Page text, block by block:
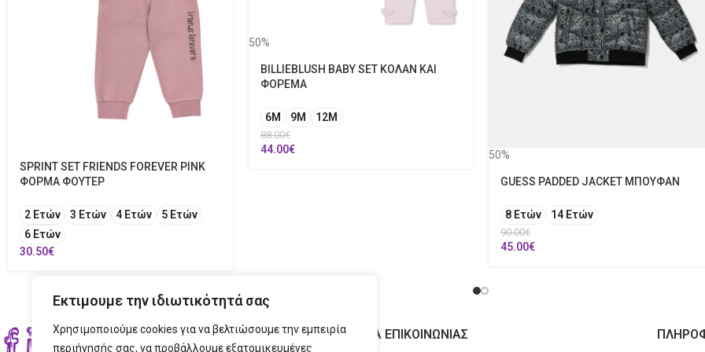
Εκτιμουμε την ιδιωτικότητά σας
Χρησιμοποιούμε cookies για να βελτιώσουμε την εμπειρία
περιήγησής σας, να προβάλλουμε εξατομικευμένες
SPRINT SET FRIENDS FOREVER PINK
ΦΟΡΜΑ ΦΟΥΤΕΡ
2 Ετών 3 Ετών 4 Ετών
5 Ετών
6 Ετών
30.50€
50%
BILLIEBLUSH BABY SET ΚΟΛΑΝ ΚΑΙ
ΦΟΡΕΜΑ
6M 9M 12Μ
88.00€
44.00€ 50%
GUESS PADDED JACKET ΜΠΟΥΦΑΝ
8 Ετών 14 Ετών
90.00€
45.00€
ΣΤΟΙΧΕΙΑ ΕΠΙΚΟΙΝΩΝΙΑΣ